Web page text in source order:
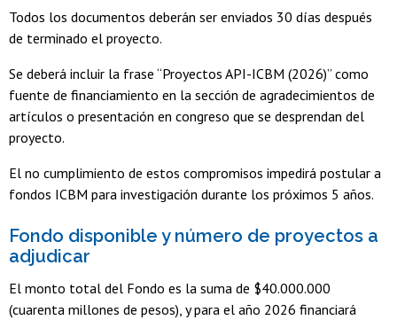
Todos los documentos deberán ser enviados 30 días después
de terminado el proyecto.
Se deberá incluir la frase “Proyectos API-ICBM (2026)” como
fuente de financiamiento en la sección de agradecimientos de
artículos o presentación en congreso que se desprendan del
proyecto.
El no cumplimiento de estos compromisos impedirá postular a
fondos ICBM para investigación durante los próximos 5 años.
Fondo disponible y número de proyectos a
adjudicar
El monto total del Fondo es la suma de $40.000.000
(cuarenta millones de pesos), y para el año 2026 financiará